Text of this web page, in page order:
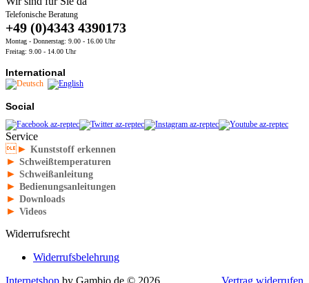
Telefonische Beratung
+49 (0)4343 4390173
Montag - Donnerstag: 9.00 - 16.00 Uhr
Freitag: 9.00 - 14.00 Uhr
International
Social
Service
► Kunststoff erkennen
► Schweißtemperaturen
► Schweißanleitung
► Bedienungsanleitungen
► Downloads
► Videos
Widerrufsrecht
Widerrufsbelehrung